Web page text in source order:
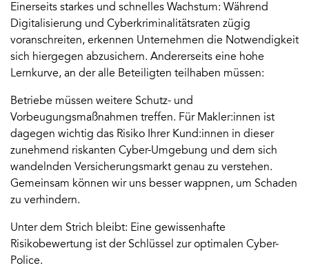
Einerseits starkes und schnelles Wachstum: Während
Digitalisierung und Cyberkriminalitätsraten zügig
voranschreiten, erkennen Unternehmen die Notwendigkeit
sich hiergegen abzusichern. Andererseits eine hohe
Lernkurve, an der alle Beteiligten teilhaben müssen:
Betriebe müssen weitere Schutz- und
Vorbeugungsmaßnahmen treffen. Für Makler:innen ist
dagegen wichtig das Risiko Ihrer Kund:innen in dieser
zunehmend riskanten Cyber-Umgebung und dem sich
wandelnden Versicherungsmarkt genau zu verstehen.
Gemeinsam können wir uns besser wappnen, um Schaden
zu verhindern.
Unter dem Strich bleibt: Eine gewissenhafte
Risikobewertung ist der Schlüssel zur optimalen Cyber-
Police.